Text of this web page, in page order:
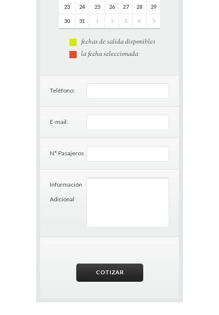
23 24 25 26 27 28 29
30 31 1 2 3 4 5
fechas de salida disponibles
la fecha seleccionada
Teléfono:
E-mail:
N° Pasajeros
Información
Adicional